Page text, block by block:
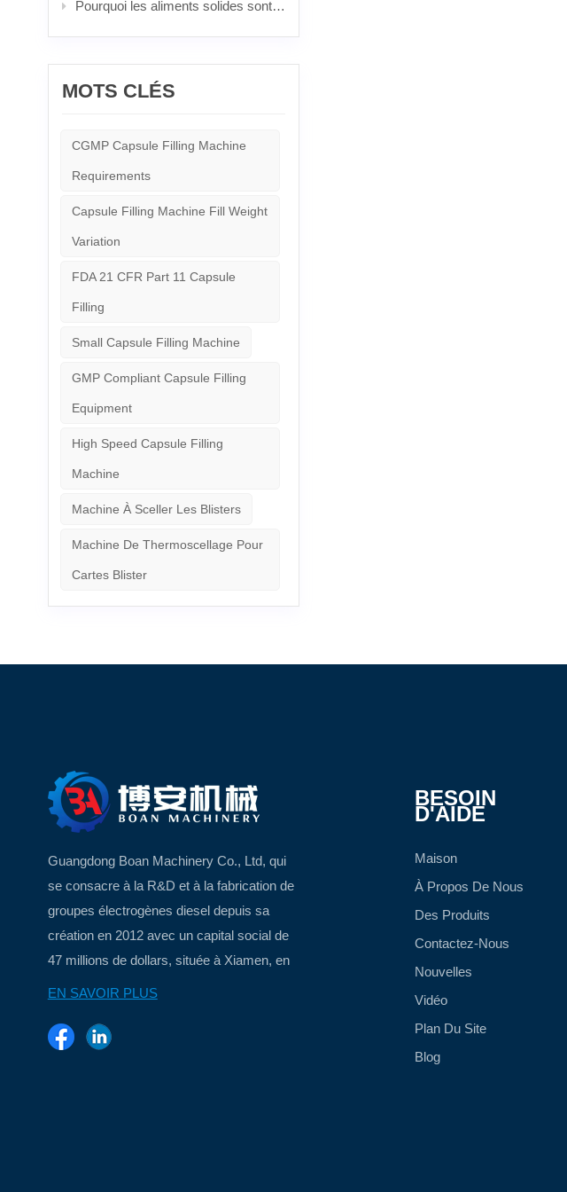
Pourquoi les aliments solides sont les meilleurs : le pouvoir imbattable et la science derrière les pilules populaires
MOTS CLÉS
CGMP Capsule Filling Machine
Requirements
Capsule Filling Machine Fill Weight
Variation
FDA 21 CFR Part 11 Capsule
Filling
Small Capsule Filling Machine
GMP Compliant Capsule Filling
Equipment
High Speed Capsule Filling
Machine
Machine À Sceller Les Blisters
Machine De Thermoscellage Pour
Cartes Blister
Guangdong Boan Machinery Co., Ltd, qui
se consacre à la R&D et à la fabrication de
groupes électrogènes diesel depuis sa
création en 2012 avec un capital social de
47 millions de dollars, située à Xiamen, en
Chine, une belle ville insulaire...
EN SAVOIR PLUS
BESOIN
D'AIDE
Maison
À Propos De Nous
Des Produits
Contactez-Nous
Nouvelles
Vidéo
Plan Du Site
Blog